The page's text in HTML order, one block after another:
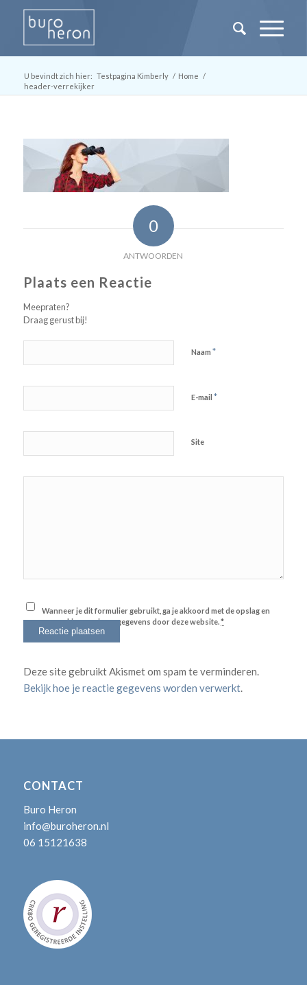
U bevindt zich hier: Testpagina Kimberly / Home /
header-verrekijker
0
ANTWOORDEN
Plaats een Reactie
Meepraten?
Draag gerust bij!
Naam *
E-mail *
Site
Wanneer je dit formulier gebruikt, ga je akkoord met de opslag en
verwerking van jouw gegevens door deze website.*
Deze site gebruikt Akismet om spam te verminderen.
Bekijk hoe je reactie gegevens worden verwerkt.
CONTACT
Buro Heron
info@buroheron.nl
06 15121638